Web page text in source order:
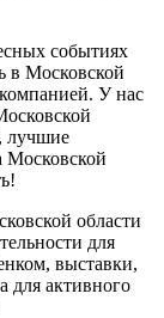
событиях
в Московской
У нас
лучшие
Московской
области
для
выставки,
для активного